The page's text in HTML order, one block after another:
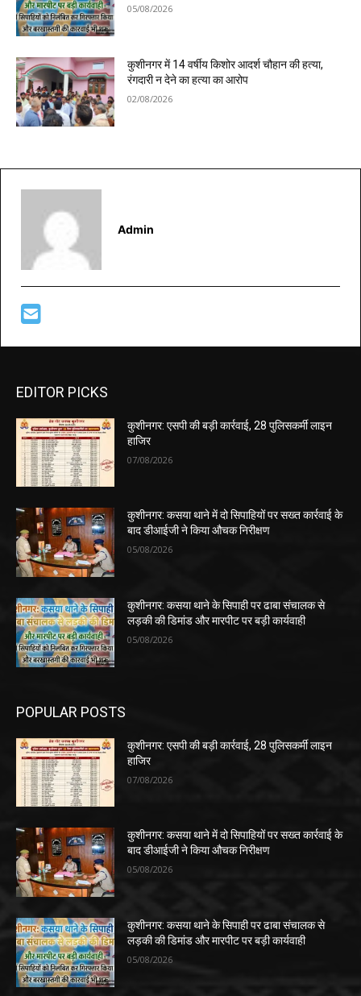
05/08/2026
कुशीनगर में 14 वर्षीय किशोर आदर्श चौहान की हत्या,
रंगदारी न देने का हत्या का आरोप
02/08/2026
Admin
EDITOR PICKS
कुशीनगर: एसपी की बड़ी कार्रवाई, 28 पुलिसकर्मी लाइन
हाजिर
07/08/2026
कुशीनगर: कसया थाने में दो सिपाहियों पर सख्त कार्रवाई के
बाद डीआईजी ने किया औचक निरीक्षण
05/08/2026
कुशीनगर: कसया थाने के सिपाही पर ढाबा संचालक से
लड़की की डिमांड और मारपीट पर बड़ी कार्यवाही
05/08/2026
POPULAR POSTS
कुशीनगर: एसपी की बड़ी कार्रवाई, 28 पुलिसकर्मी लाइन
हाजिर
07/08/2026
कुशीनगर: कसया थाने में दो सिपाहियों पर सख्त कार्रवाई के
बाद डीआईजी ने किया औचक निरीक्षण
05/08/2026
कुशीनगर: कसया थाने के सिपाही पर ढाबा संचालक से
लड़की की डिमांड और मारपीट पर बड़ी कार्यवाही
05/08/2026